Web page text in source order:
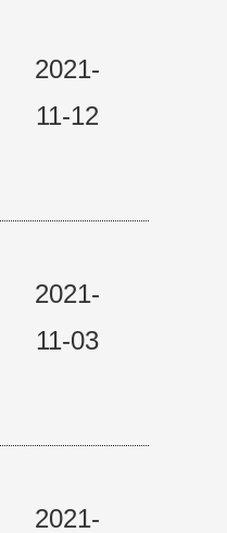
2021-
11-12
2021-
11-03
2021-